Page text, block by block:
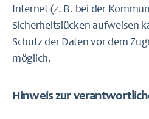
Internet (z. B. bei der
Sicherheitslücken aufweisen
Schutz der Daten vor dem
möglich.
Hinweis zur